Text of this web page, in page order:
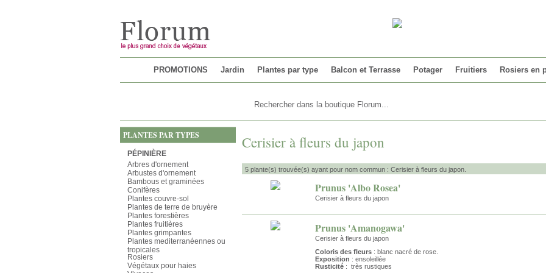
PROMOTIONS Jardin Plantes par type Balcon et Terrasse Potager Fruitiers Rosiers en
PLANTES PAR TYPES
PÉPINIÈRE
Arbres d'ornement
Arbustes d'ornement
Bambous et graminées
Conifères
Plantes couvre-sol
Plantes de terre de bruyère
Plantes forestières
Plantes fruitières
Plantes grimpantes
Plantes mediterranéennes ou
tropicales
Rosiers
Végétaux pour haies
Cerisier à fleurs du japon
5 plante(s) trouvée(s) ayant pour nom commun : Cerisier à fleurs du japon.
Prunus 'Albo Rosea'
Cerisier à fleurs du japon
Prunus 'Amanogawa'
Cerisier à fleurs du japon
Coloris des fleurs : blanc nacré de rose.
Exposition : ensoleillée
Rusticité : très rustiques